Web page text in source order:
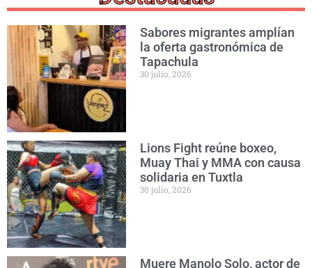
Sabores migrantes amplían
la oferta gastronómica de
Tapachula
30 julio, 2026
Lions Fight reúne boxeo,
Muay Thai y MMA con causa
solidaria en Tuxtla
30 julio, 2026
Muere Manolo Solo, actor de